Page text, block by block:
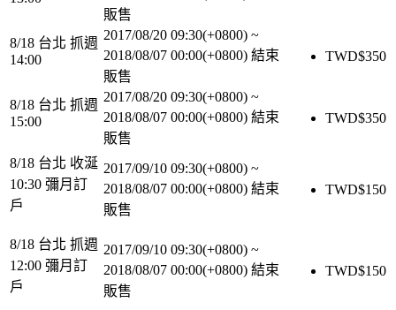
販售
8/18 台北 抓週
14:00
2017/08/20 09:30(+0800) ~
2018/08/07 00:00(+0800) 結束
販售
TWD$350
8/18 台北 抓週
15:00
2017/08/20 09:30(+0800) ~
2018/08/07 00:00(+0800) 結束
販售
TWD$350
8/18 台北 收涎
10:30 彌月訂
戶
2017/09/10 09:30(+0800) ~
2018/08/07 00:00(+0800) 結束
販售
TWD$150
8/18 台北 抓週
12:00 彌月訂
戶
2017/09/10 09:30(+0800) ~
2018/08/07 00:00(+0800) 結束
販售
TWD$150